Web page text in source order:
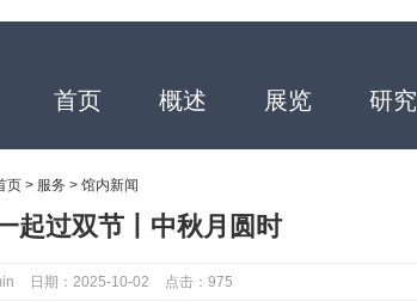
首页 概述 展览 研究
页 > 服务 > 馆内新闻
起过双节丨中秋月圆时
日期：2025-10-02 点击：975